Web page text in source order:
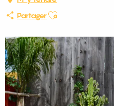
PartagerAjouter aux favoris